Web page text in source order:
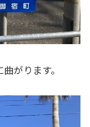
がります。